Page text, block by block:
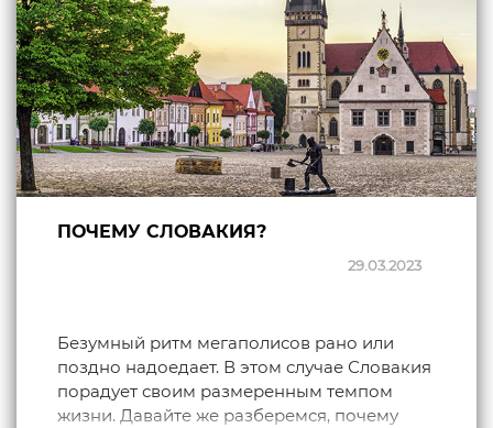
ПОЧЕМУ СЛОВАКИЯ?
29.03.2023
Безумный ритм мегаполисов рано или
поздно надоедает. В этом случае Словакия
порадует своим размеренным темпом
жизни. Давайте же разберемся, почему